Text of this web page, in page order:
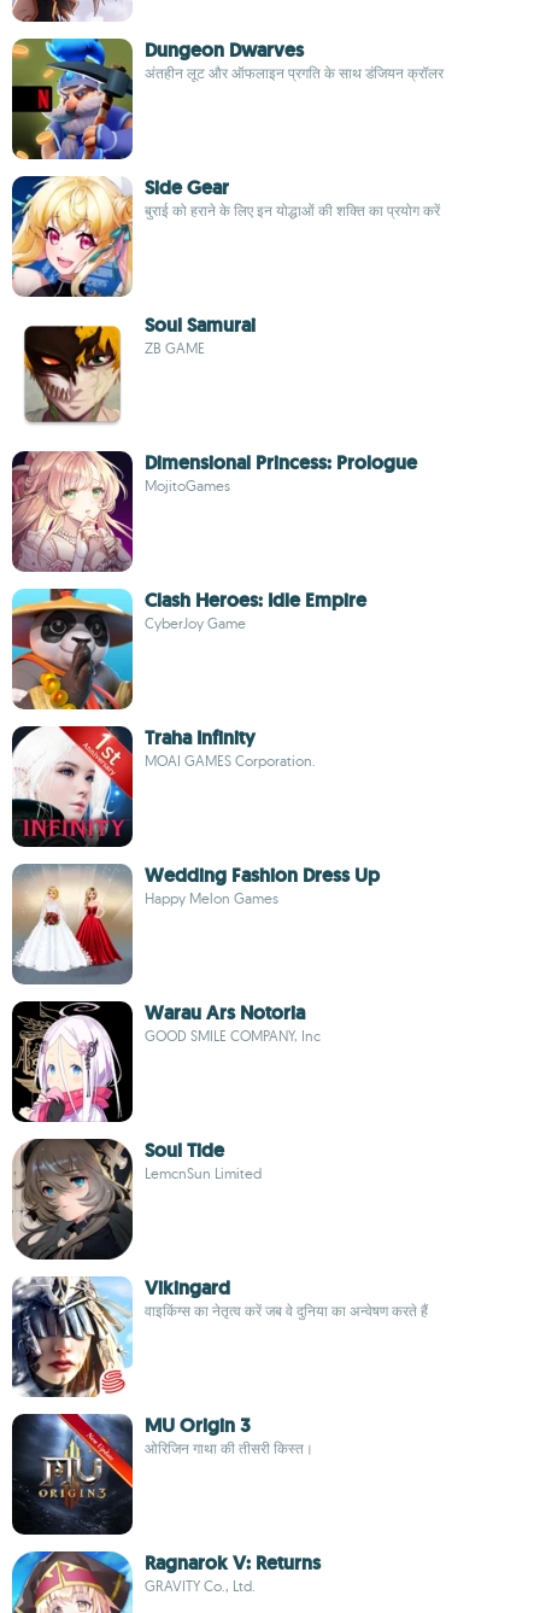
Dungeon Dwarves
अंतहीन लूट और ऑफलाइन प्रगति के साथ डंजियन क्रॉलर
Side Gear
बुराई को हराने के लिए इन योद्धाओं की शक्ति का प्रयोग करें
Soul Samurai
ZB GAME
Dimensional Princess: Prologue
MojitoGames
Clash Heroes: Idle Empire
CyberJoy Game
Traha Infinity
MOAI GAMES Corporation.
Wedding Fashion Dress Up
Happy Melon Games
Warau Ars Notoria
GOOD SMILE COMPANY, Inc
Soul Tide
LemcnSun Limited
Vikingard
वाइकिंग्स का नेतृत्व करें जब वे दुनिया का अन्वेषण करते हैं
MU Origin 3
ओरिजिन गाथा की तीसरी किस्त।
Ragnarok V: Returns
GRAVITY Co., Ltd.